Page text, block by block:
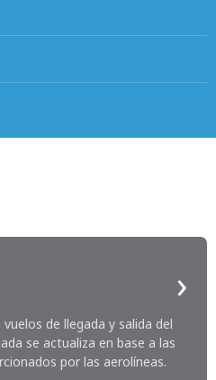
de llegada y salida del
se actualiza en base a las
por las aerolíneas.